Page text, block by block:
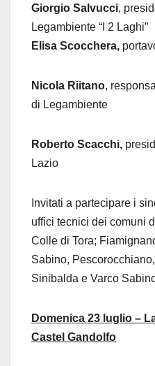
Giorgio Salvucci,
Legambiente “I 2 Laghi”
Elisa Scocchera,
Nicola Riitano,
di Legambiente
Roberto Scacchi,
Lazio
Invitati a partecipare i
uffici tecnici dei comuni
Colle di Tora;
Sabino,
Sinibalda e Varco
Domenica 23 luglio –
Castel Gandolfo